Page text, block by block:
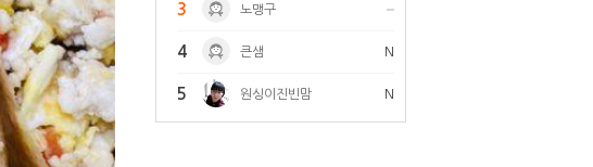
3 노맹구
4 큰샘 N
5 원싱이진빈맘 N